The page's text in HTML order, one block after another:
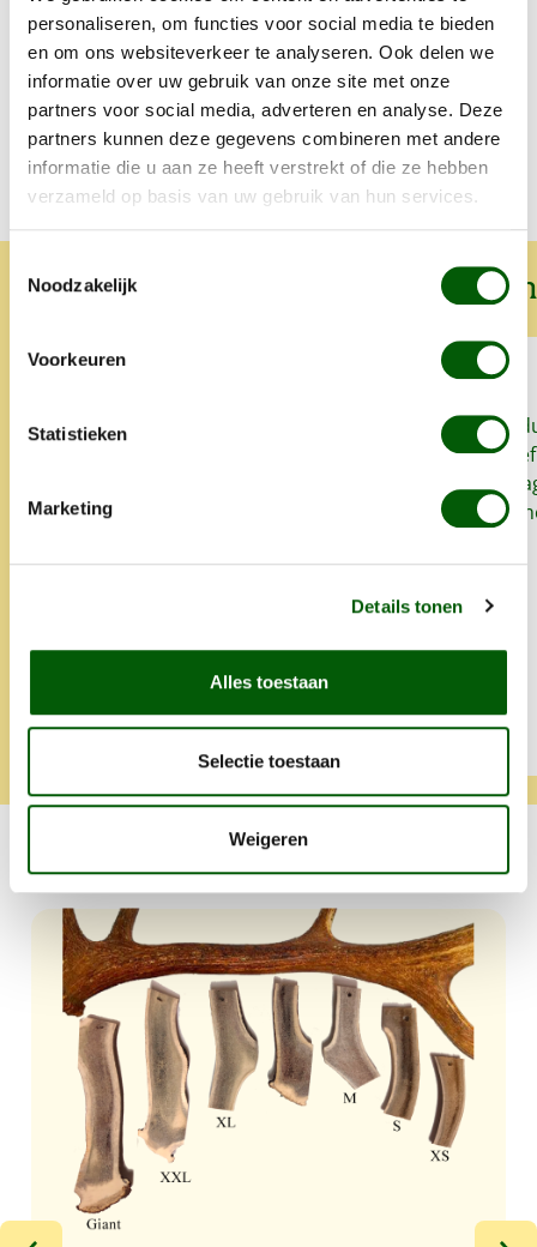
personaliseren, om functies voor social media te bieden
en om ons websiteverkeer te analyseren. Ook delen we
informatie over uw gebruik van onze site met onze
partners voor social media, adverteren en analyse. Deze
partners kunnen deze gegevens combineren met andere
informatie die u aan ze heeft verstrekt of die ze hebben
verzameld op basis van uw gebruik van hun services.
Noodzakelijk
Voorkeuren
Statistieken
Marketing
Details tonen
Alles toestaan
Selectie toestaan
Weigeren
Samenstelling en voedingswaarde
Voedingstabel
Wat onze klanten over ons zeggen
Sinds we Nero Gold geven aan
last meer van allergieën en
Altijd snelle levering en heel
Tamara
Snel, goed
het lekker.
zo'n klein
super. Alles is
Klara
Iets lekkers voor jouw hond?
Productgalerij overslaan